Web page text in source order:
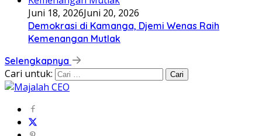
Juni 18, 2026Juni 20, 2026
Demokrasi di Kamanga, Djemi Wenas Raih
Kemenangan Mutlak
Selengkapnya
Cari untuk: